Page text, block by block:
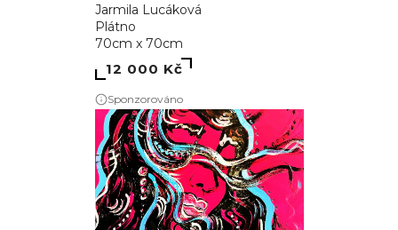
Jarmila Lucáková
Plátno
70cm x 70cm
12 000 Kč
Sponzorováno